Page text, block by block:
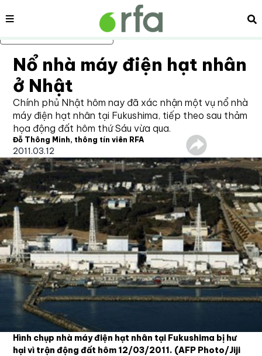
Bỏ qua nội dung chính
Nội dung
Nổ nhà máy điện hạt nhân
ở Nhật
Chính phủ Nhật hôm nay đã xác nhận một vụ nổ nhà
máy điện hạt nhân tại Fukushima, tiếp theo sau thảm
họa động đất hôm thứ Sáu vừa qua.
Đỗ Thông Minh, thông tín viên RFA
2011.03.12
Hình chụp nhà máy điện hạt nhân tại Fukushima bị hư
hại vì trận động đất hôm 12/03/2011. (AFP Photo/Jiji